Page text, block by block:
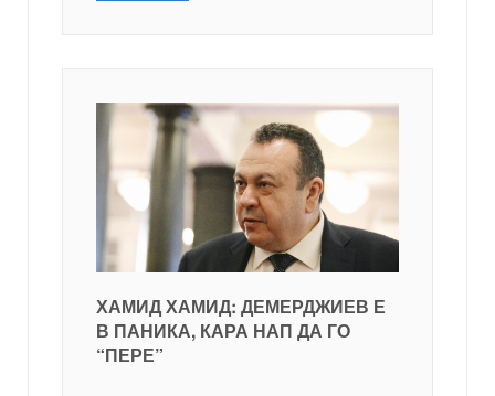
ХАМИД ХАМИД: ДЕМЕРДЖИЕВ Е
В ПАНИКА, КАРА НАП ДА ГО
“ПЕРЕ”